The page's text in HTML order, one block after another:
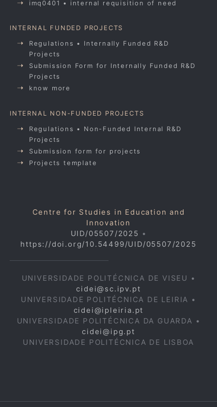
imq0401 • internal requisition of need
INTERNAL FUNDED PROJECTS
Regulations • Internally Funded R&D
Projects
Submission Form for Internally Funded R&D
Projects
know more
INTERNAL NON-FUNDED PROJECTS
Regulations • Non-Funded Internal R&D
Projects
Submission form for projects
Projects template
Centre for Studies in Education and
Innovation
UID/05507/2025 •
https://doi.org/10.54499/UID/05507/2025
UNIVERSIDADE POLITÉCNICA DE VISEU •
cidei@sc.ipv.pt
UNIVERSIDADE POLITÉCNICA DE LEIRIA •
cidei@ipleiria.pt
UNIVERSIDADE POLITÉCNICA DA GUARDA •
cidei@ipg.pt
UNIVERSIDADE POLITÉCNICA DE LISBOA